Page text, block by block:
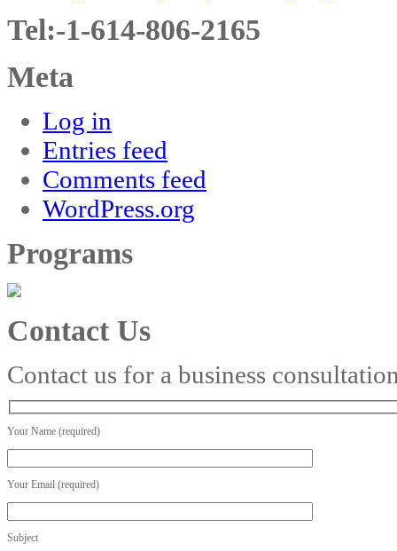
Tel:-1-614-806-2165
Meta
Log in
Entries feed
Comments feed
WordPress.org
Programs
Contact Us
Contact us for a business
Your Name (required)
Your Email (required)
Subject